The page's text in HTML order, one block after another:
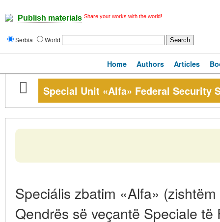
Publish materials Share your works with the world!
Serbia World
Home Authors Articles
Special Unit «Alfa» Federal Security
Speciális zbatim «Alfa»
Qendrës së veçantë Speciale